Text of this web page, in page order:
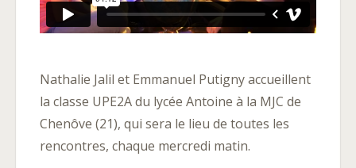
Nathalie Jalil et Emmanuel Putigny accueillent
la classe UPE2A du lycée Antoine à la MJC de
Chenôve (21), qui sera le lieu de toutes les
rencontres, chaque mercredi matin.